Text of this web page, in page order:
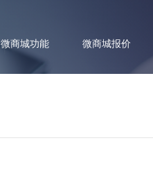
微商城功能 微商城报价